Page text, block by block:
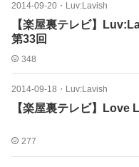
2014-09-20 ・ Luv:Lavish
【楽屋裏テレビ】
第33回
348
2014-09-18 ・ Luv:Lavish
【楽屋裏テレビ】
277